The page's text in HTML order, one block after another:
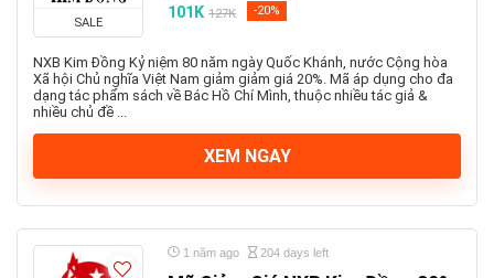
SALE
101K 127K -20%
NXB Kim Đồng Kỷ niệm 80 năm ngày Quốc Khánh, nước Cộng hòa
Xã hội Chủ nghĩa Việt Nam giảm giảm giá 20%. Mã áp dụng cho đa
dạng tác phẩm sách về Bác Hồ Chí Mình, thuộc nhiều tác giả &
nhiều chủ đề ...
XEM NGAY
1 năm ago 204 days left